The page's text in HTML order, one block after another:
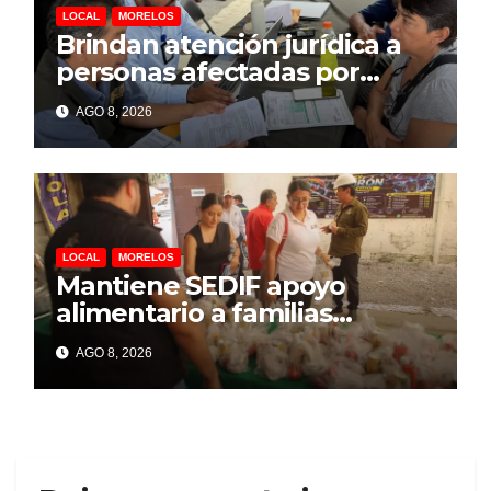
LOCAL MORELOS
Brindan atención jurídica a
personas afectadas por
explosión de pipa en Las
Granjas
AGO 8, 2026
LOCAL MORELOS
Mantiene SEDIF apoyo
alimentario a familias
afectadas por explosión en
Las Granjas
AGO 8, 2026